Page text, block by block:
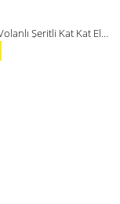
Bebe Mavi Volanlı Şeritli Kat Kat Elbise